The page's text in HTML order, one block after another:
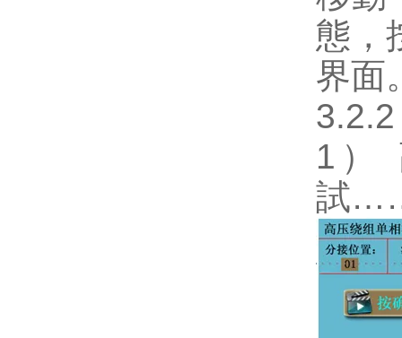
態，
界面
1）
試